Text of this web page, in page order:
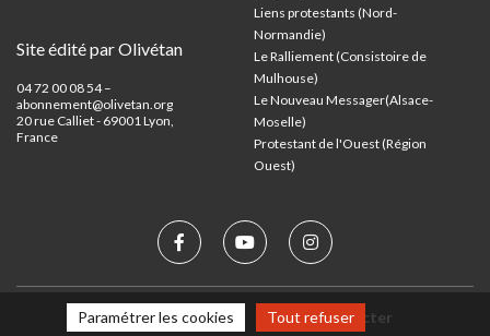
Site édité par Olivétan
04 72 00 08 54 –
abonnement@olivetan.org
20 rue Calliet - 69001 Lyon,
France
Liens protestants (Nord-
Normandie)
Le Ralliement (Consistoire de
Mulhouse)
Le Nouveau Messager(Alsace-
Moselle)
Protestant de l'Ouest (Région
Ouest)
Mentions légales Nous contacter
Paramétrer les cookies Tout refuser